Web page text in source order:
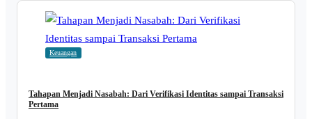
Keuangan
Tahapan Menjadi Nasabah: Dari Verifikasi Identitas sampai Transaksi
Pertama